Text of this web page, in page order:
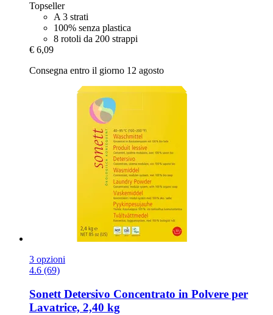
Topseller
A 3 strati
100% senza plastica
8 rotoli da 200 strappi
€ 6,09
Consegna entro il giorno 12 agosto
3 opzioni
4.6 (69)
Sonett Detersivo Concentrato in Polvere per
Lavatrice, 2,40 kg